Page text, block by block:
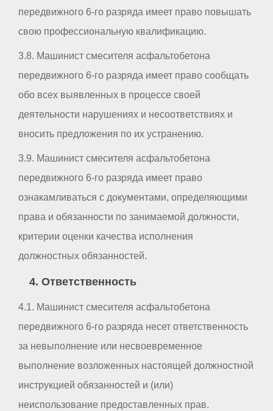
передвижного 6-го разряда имеет право повышать
свою профессиональную квалификацию.
3.8. Машинист смесителя асфальтобетона
передвижного 6-го разряда имеет право сообщать
обо всех выявленных в процессе своей
деятельности нарушениях и несоответствиях и
вносить предложения по их устранению.
3.9. Машинист смесителя асфальтобетона
передвижного 6-го разряда имеет право
ознакамливаться с документами, определяющими
права и обязанности по занимаемой должности,
критерии оценки качества исполнения
должностных обязанностей.
4. Ответственность
4.1. Машинист смесителя асфальтобетона
передвижного 6-го разряда несет ответственность
за невыполнение или несвоевременное
выполнение возложенных настоящей должностной
инструкцией обязанностей и (или)
неиспользование предоставленных прав.